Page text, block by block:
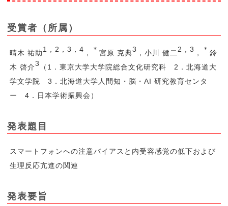
受賞者（所属）
晴木 祐助1，2，3，4 ， ＊宮原 克典3 ，小川 健二2，3 ， ＊ 鈴
木 啓介3
（1．東京大学大学院総合文化研究科 2．北海道大
学文学院 3．北海道大学人間知・脳・AI 研究教育センタ
ー 4．日本学術振興会）
発表題目
スマートフォンへの注意バイアスと内受容感覚の低下および
生理反応亢進の関連
発表要旨